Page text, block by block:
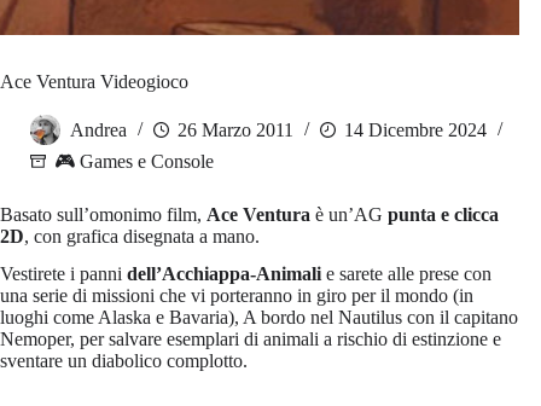
Ace Ventura Videogioco
Andrea 26 Marzo 2011
14 Dicembre 2024
🎮 Games e Console
Basato sull’omonimo film, Ace Ventura è un’AG punta e clicca
2D, con grafica disegnata a mano.
Vestirete i panni dell’Acchiappa-Animali e sarete alle prese con
una serie di missioni che vi porteranno in giro per il mondo (in
luoghi come Alaska e Bavaria), A bordo nel Nautilus con il capitano
Nemoper, per salvare esemplari di animali a rischio di estinzione e
sventare un diabolico complotto.